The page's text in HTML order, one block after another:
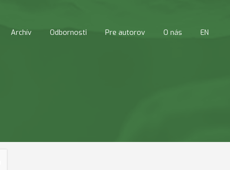
Archív Odbornosti Pre autorov O nás EN